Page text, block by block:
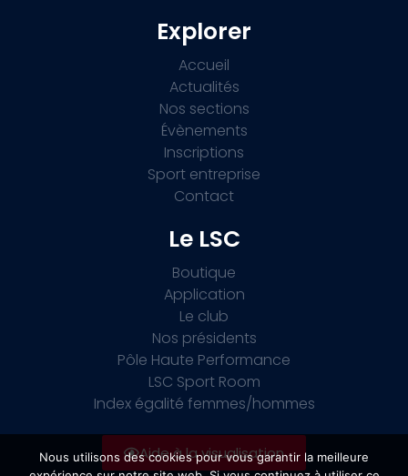
Explorer
Accueil
Actualités
Nos sections
Évènements
Inscriptions
Sport entreprise
Contact
Le LSC
Boutique
Application
Le club
Nos présidents
Pôle Haute Performance
LSC Sport Room
Index égalité femmes/hommes
Aide à la visualisation
Nous utilisons des cookies pour vous garantir la meilleure